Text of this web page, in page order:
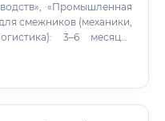
«Промышленная
смежников (механики,
3–6 месяцев